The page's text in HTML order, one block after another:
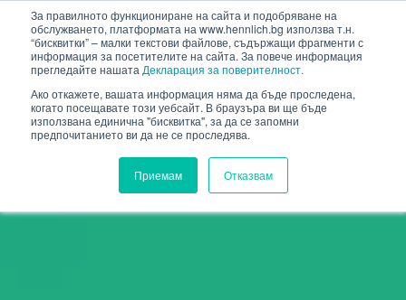
За правилното функциониране на сайта и подобряване на
обслужването, платформата на www.hennlich.bg използва т.н.
“бисквитки” – малки текстови файлове, съдържащи фрагменти с
информация за посетителите на сайта. За повече информация
прегледайте нашата Декларация за поверителност.
Ако откажете, вашата информация няма да бъде проследена,
когато посещавате този уебсайт. В браузъра ви ще бъде
използвана единична "бисквитка", за да се запомни
предпочитанието ви да не се проследява.
Приемам Отказвам
HENNLICH